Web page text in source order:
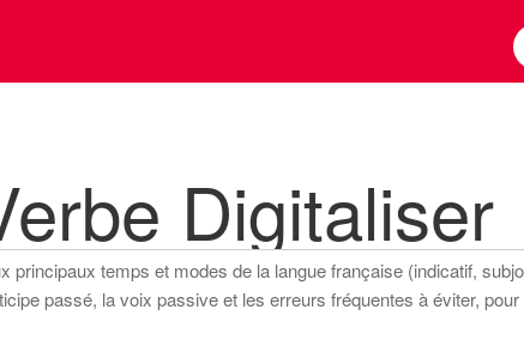
Digitaliser
principaux temps et modes de la langue française (indicatif,
passé, la voix passive et les erreurs fréquentes à éviter,